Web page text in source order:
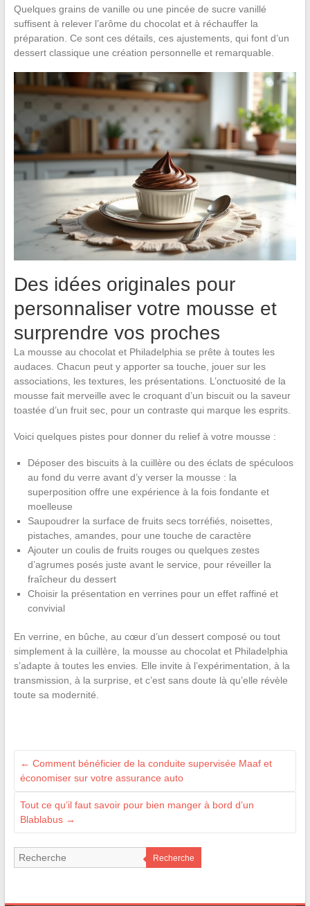
Quelques grains de vanille ou une pincée de sucre vanillé
suffisent à relever l’arôme du chocolat et à réchauffer la
préparation. Ce sont ces détails, ces ajustements, qui font d’un
dessert classique une création personnelle et remarquable.
Des idées originales pour
personnaliser votre mousse et
surprendre vos proches
La mousse au chocolat et Philadelphia se prête à toutes les
audaces. Chacun peut y apporter sa touche, jouer sur les
associations, les textures, les présentations. L’onctuosité de la
mousse fait merveille avec le croquant d’un biscuit ou la saveur
toastée d’un fruit sec, pour un contraste qui marque les esprits.
Voici quelques pistes pour donner du relief à votre mousse :
Déposer des biscuits à la cuillère ou des éclats de spéculoos
au fond du verre avant d’y verser la mousse : la
superposition offre une expérience à la fois fondante et
moelleuse
Saupoudrer la surface de fruits secs torréfiés, noisettes,
pistaches, amandes, pour une touche de caractère
Ajouter un coulis de fruits rouges ou quelques zestes
d’agrumes posés juste avant le service, pour réveiller la
fraîcheur du dessert
Choisir la présentation en verrines pour un effet raffiné et
convivial
En verrine, en bûche, au cœur d’un dessert composé ou tout
simplement à la cuillère, la mousse au chocolat et Philadelphia
s’adapte à toutes les envies. Elle invite à l’expérimentation, à la
transmission, à la surprise, et c’est sans doute là qu’elle révèle
toute sa modernité.
← Comment bénéficier de la conduite supervisée Maaf et
économiser sur votre assurance auto
Tout ce qu’il faut savoir pour bien manger à bord d’un
Blablabus →
Recherche